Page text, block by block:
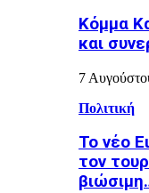
Κόμμα
και
7
Πολιτική
Το νέο
τον